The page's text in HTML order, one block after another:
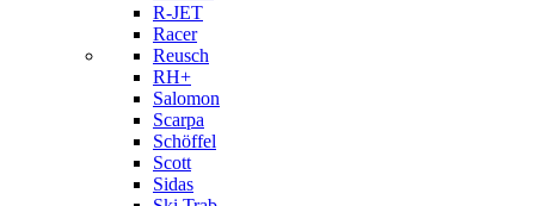
R-JET
Racer
Reusch
RH+
Salomon
Scarpa
Schöffel
Scott
Sidas